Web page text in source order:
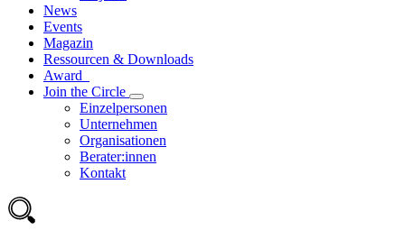
News
Events
Magazin
Ressourcen & Downloads
Award
Join the Circle
Einzelpersonen
Unternehmen
Organisationen
Berater:innen
Kontakt